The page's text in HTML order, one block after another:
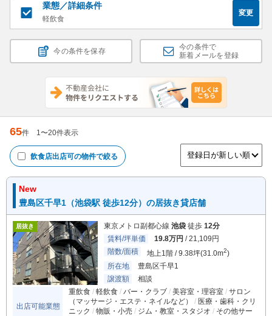
業態／詳細条件
軽飲食
変更
今の条件を保存
今の条件で
新着メールを登録
65件 1〜20件表示
飲食店出店可の物件で絞る
New
豊島区千早1（池袋駅 徒歩12分）の居抜き貸店舗
居抜き 東京メトロ副都心線 池袋 徒歩 12分
賃料/坪単価
19.8万円 / 21,109円
階数/面積
地上1階 / 9.38坪(31.0m2)
所在地
豊島区千早1
譲渡額
相談
出店可能業態
重飲食 軽飲食 バー・クラブ 美容室・理容室
サロン
（マッサージ・エステ・ネイルなど）
医療・歯科・クリ
ニック
物販・小売 ジム・教室・スタジオ
その他サー